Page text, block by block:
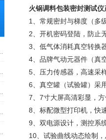
火锅调料包装密封测试仪
1、常规密封与梯度（多
2、开机密码登陆，防止
3、低气体消耗真空转换
4、品牌气动元器件（真
5、压力传感器，高速采
6、真空罐（试验罐）采
7、7寸大屏高清彩显，
8、标配微型打印机，快
9、双电源设计，测控系
10、试验曲线动态绘制